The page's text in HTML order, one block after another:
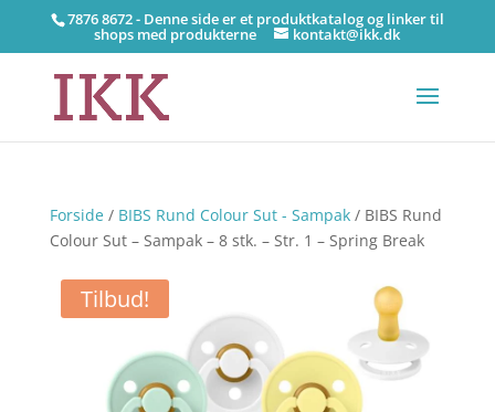
7876 8672 - Denne side er et produktkatalog og linker til
shops med produkterne kontakt@ikk.dk
Forside/ BIBS Rund Colour Sut - Sampak/ BIBS Rund
Colour Sut – Sampak – 8 stk. – Str. 1 – Spring Break
Tilbud!